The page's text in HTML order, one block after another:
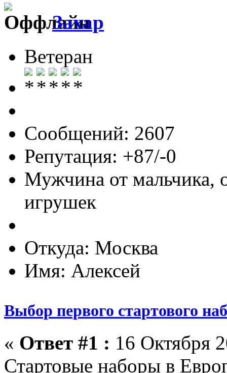
Захар
Ветеран
Сообщений: 2607
Репутация: +87/-0
Мужчина от мальчика,
игрушек
Откуда: Москва
Имя: Алексей
Выбор первого стартового
« Ответ #1 : 16 Октября
Стартовые наборы в